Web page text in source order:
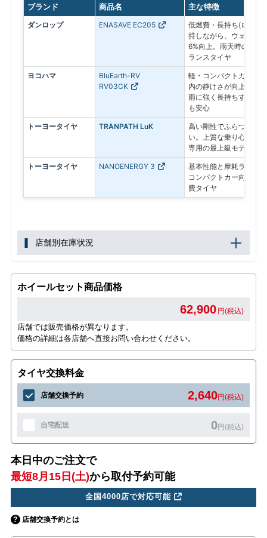
ブランド 商品名 主な特徴
ダンロップ ENASAVE EC205
低燃費・長持ち(ロング
持しながら、ウェット
6%向上。雨天時の安全
ランスタイヤ
ヨコハマ
BluEarth-RV
RV03CK
軽・コンパクトカー向
内の静けさが向上し、
雨に強く長持ちする設
も安心
トーヨータイヤ TRANPATH LuK
高い剛性でふらつきを
い。上質な乗り心地と
専用の最上級モデル
トーヨータイヤ NANOENERGY 3
基本性能と摩耗ライフ
コンパクトカー向けの
費タイヤ
店舗別在庫状況
ホイールセット商品価格
62,900 円(税込)
店舗では販売価格が異なります。
価格の詳細は各店舗へ直接お問い合わせください。
タイヤ交換料金
店舗交換予約 2,640円(税込)
自宅配送 0円(税込)
本日中のご注文で
最短8月15日(土)から取付予約可能
全国4000店で対応可能
店舗交換予約とは